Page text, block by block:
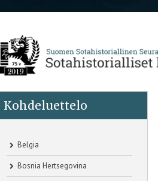
Kohdeluettelo
Belgia
Bosnia Hertsegovina